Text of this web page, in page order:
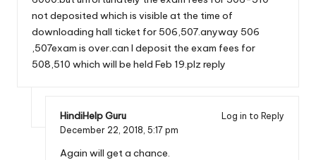
not deposited which is visible at the time of
downloading hall ticket for 506,507.anyway 506
,507exam is over.can I deposit the exam fees for
508,510 which will be held Feb 19.plz reply
HindiHelp Guru
Log in to Reply
December 22, 2018, 5:17 pm
Again will get a chance.